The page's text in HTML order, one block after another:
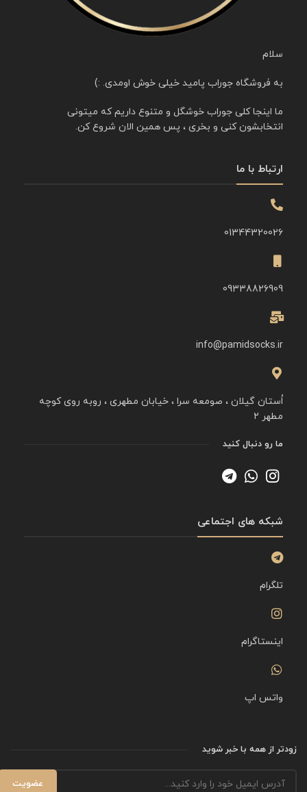
سلام
به فروشگاه جوراب پامید خیلی خوش اومدی. :)
ما اینجا کلی جوراب خوشگل و متنوع داریم که میتونی
انتخابشون کنی و بخری ، پس همین الان شروع کن.
ارتباط با ما
01344320026
09338826909
info@pamidsocks.ir
اُستان گیلان ، صومعه سرا ، خیابان مطهری ، روبه روی کوچه
مطهر ۲
ما رو دنبال کنید
شبکه های اجتماعی
تلگرام
اینستاگرام
واتس اپ
زودتر از همه با خبر شوید